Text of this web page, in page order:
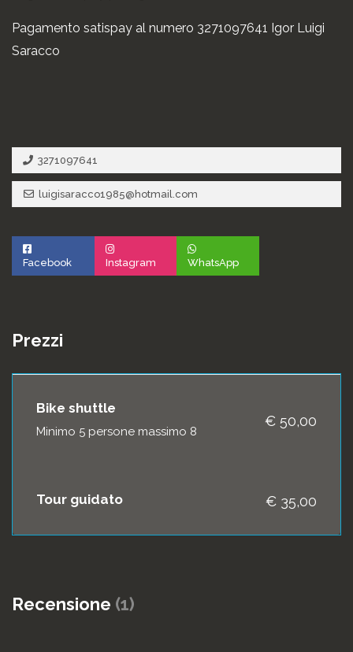
Pagamento satispay al numero 3271097641 Igor Luigi
Saracco
3271097641
luigisaracco1985@hotmail.com
Facebook Instagram WhatsApp
Prezzi
Bike shuttle
Minimo 5 persone massimo 8
€ 50,00
Tour guidato € 35,00
Recensione (1)